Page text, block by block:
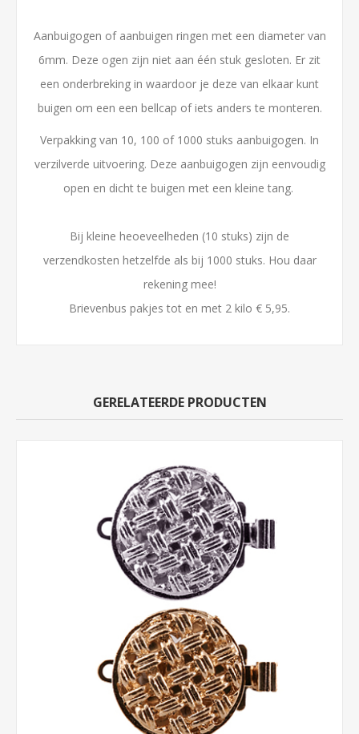
Aanbuigogen of aanbuigen ringen met een diameter van
6mm. Deze ogen zijn niet aan één stuk gesloten. Er zit
een onderbreking in waardoor je deze van elkaar kunt
buigen om een een bellcap of iets anders te monteren.
Verpakking van 10, 100 of 1000 stuks aanbuigogen. In
verzilverde uitvoering. Deze aanbuigogen zijn eenvoudig
open en dicht te buigen met een kleine tang.
Bij kleine heoeveelheden (10 stuks) zijn de
verzendkosten hetzelfde als bij 1000 stuks. Hou daar
rekening mee!
Brievenbus pakjes tot en met 2 kilo € 5,95.
GERELATEERDE PRODUCTEN